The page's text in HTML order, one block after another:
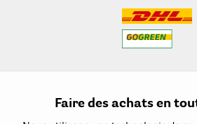
Faire des achats en